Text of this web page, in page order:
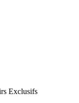
Exclusifs